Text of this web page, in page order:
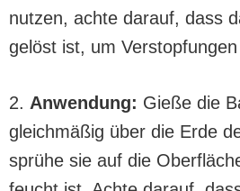
nutzen, achte darauf, dass
gelöst ist, um
2. Anwendung: Gieße die
gleichmäßig über die Erde
sprühe sie auf die